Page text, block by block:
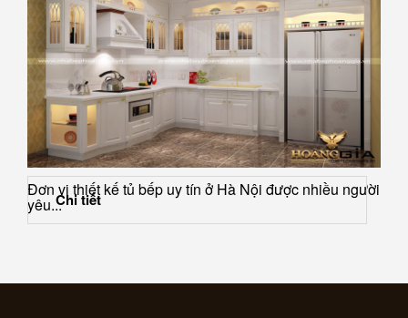
Đơn vị thiết kế tủ bếp uy tín ở Hà Nội được nhiều người
yêu...Chi tiết